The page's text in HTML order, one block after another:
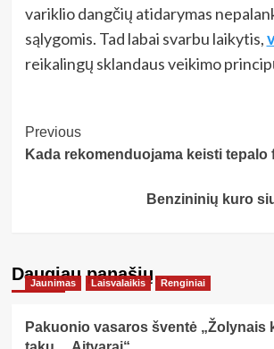
variklio dangčių atidarymas
sąlygomis. Tad labai svarbu laikytis,
reikalingų sklandaus veikimo
Post
Navigation
Previous
Kada rekomenduojama keisti tepalo
Benzininių kuro
Daugiau panašių…
Jaunimas Laisvalaikis Renginiai
Pakuonio vasaros šventė „Žolynais